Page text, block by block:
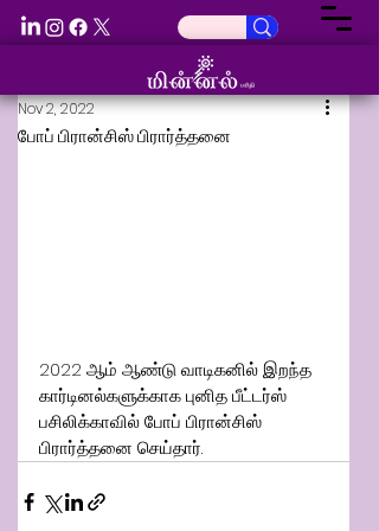
போப் பிரான்சிஸ் பிரார்த்தனை
Nov 2, 2022
2022 ஆம் ஆண்டு வாடிகனில் இறந்த
கார்டினல்களுக்காக புனித பீட்டர்ஸ்
பசிலிக்காவில் போப் பிரான்சிஸ்
பிரார்த்தனை செய்தார்.